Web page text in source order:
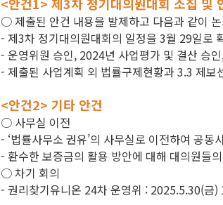
○ 제출된 안건 내용을 발제하고 다음과 같이
- 제3차 정기대의원대회의 일정을 3월 29일로
- 운영위원 승인, 2024년 사업평가 및 결산 승
- 제출된 사업계획 외 법률구제현황과 3.3 제
<안건2> 기타 안건
○ 사무실 이전
- ‘법률사무소 권유’의 사무실로 이전하여 공동
- 환수한 보증금의 활용 방안에 대해 대의원들
○ 차기 회의
- 권리찾기유니온 24차 운영위 : 2025.5.30(금)